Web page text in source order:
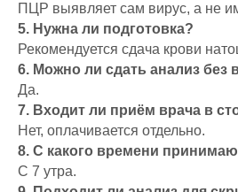
ПЦР выявляет сам вирус, а не
5. Нужна ли подготовка?
Рекомендуется сдача крови
6. Можно ли сдать анализ без
Да.
7. Входит ли приём врача в
Нет, оплачивается отдельно.
8. С какого времени
С 7 утра.